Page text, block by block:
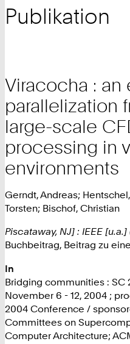
Publikation
Viracocha : an
parallelization
large-scale
processing in
environments
Gerndt, Andreas;
Torsten; Bischof, Christian
Piscataway, NJ] : IEEE
Buchbeitrag, Beitrag zu
In
Bridging communities : SC
November 6 - 12, 2004 ;
2004 Conference /
Committees on
Computer Architecture;